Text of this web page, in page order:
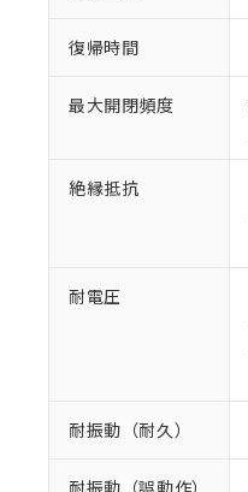
復帰時間
最大開閉頻度
絶縁抵抗
耐電圧
耐振動（耐久）
耐振動（誤動作）